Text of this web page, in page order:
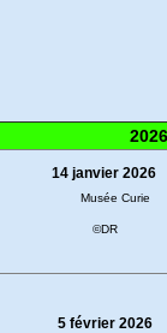
2026
14 janvier 2026
©DR
5 février 2026